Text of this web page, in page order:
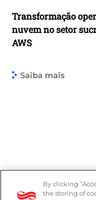
Transformação
nuvem no setor
AWS
Saiba mais
By clicking
the storing of